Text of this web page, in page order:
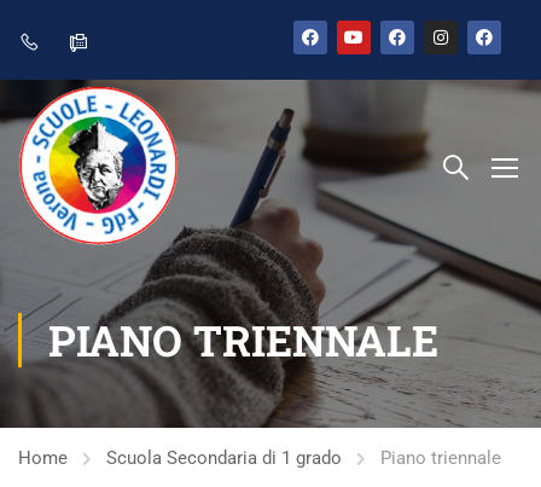
PIANO TRIENNALE
Home Scuola Secondaria di 1 grado Piano triennale